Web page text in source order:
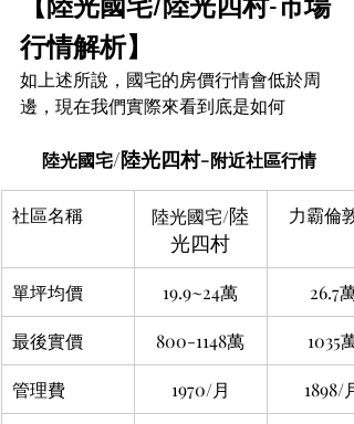
行情解析】
如上述所說，國宅的房價行情會低於周
邊，現在我們實際來看到底是如何
陸光國宅/陸光四村-附近社區行情
社區名稱 陸光國宅/陸
光四村
力霸倫
單坪均價 19.9~24萬 26.7萬
最後實價 800-1148萬 1035萬
管理費 1970/月 1898/月